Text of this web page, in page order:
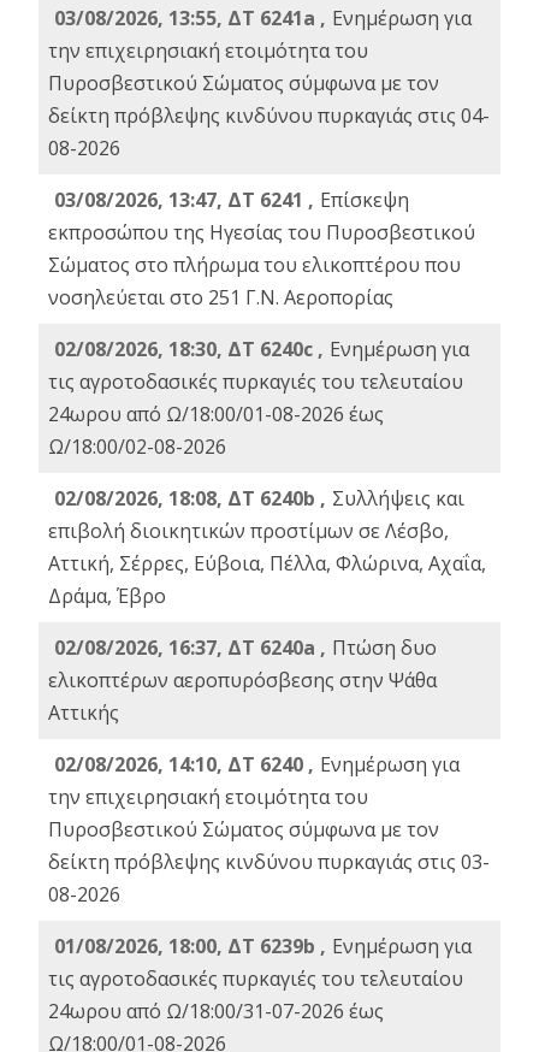
03/08/2026, 13:55, ΔΤ 6241a , Ενημέρωση για
την επιχειρησιακή ετοιμότητα του
Πυροσβεστικού Σώματος σύμφωνα με τον
δείκτη πρόβλεψης κινδύνου πυρκαγιάς στις 04-
08-2026
03/08/2026, 13:47, ΔΤ 6241 , Επίσκεψη
εκπροσώπου της Ηγεσίας του Πυροσβεστικού
Σώματος στο πλήρωμα του ελικοπτέρου που
νοσηλεύεται στο 251 Γ.Ν. Αεροπορίας
02/08/2026, 18:30, ΔΤ 6240c , Ενημέρωση για
τις αγροτοδασικές πυρκαγιές του τελευταίου
24ωρου από Ω/18:00/01-08-2026 έως
Ω/18:00/02-08-2026
02/08/2026, 18:08, ΔΤ 6240b , Συλλήψεις και
επιβολή διοικητικών προστίμων σε Λέσβο,
Αττική, Σέρρες, Εύβοια, Πέλλα, Φλώρινα, Αχαΐα,
Δράμα, Έβρο
02/08/2026, 16:37, ΔΤ 6240a , Πτώση δυο
ελικοπτέρων αεροπυρόσβεσης στην Ψάθα
Αττικής
02/08/2026, 14:10, ΔΤ 6240 , Ενημέρωση για
την επιχειρησιακή ετοιμότητα του
Πυροσβεστικού Σώματος σύμφωνα με τον
δείκτη πρόβλεψης κινδύνου πυρκαγιάς στις 03-
08-2026
01/08/2026, 18:00, ΔΤ 6239b , Ενημέρωση για
τις αγροτοδασικές πυρκαγιές του τελευταίου
24ωρου από Ω/18:00/31-07-2026 έως
Ω/18:00/01-08-2026